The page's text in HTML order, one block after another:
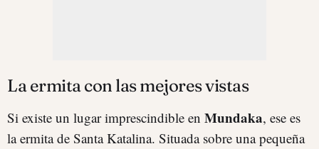
La ermita con las mejores vistas
Si existe un lugar imprescindible en Mundaka, ese es
la ermita de Santa Katalina. Situada sobre una pequeña